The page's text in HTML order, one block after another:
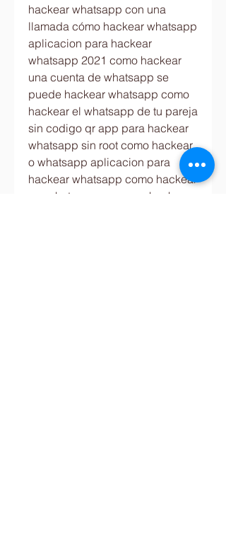
hackear whatsapp con una
llamada cómo hackear whatsapp
aplicacion para hackear
whatsapp 2021 como hackear
una cuenta de whatsapp se
puede hackear whatsapp como
hackear el whatsapp de tu pareja
sin codigo qr app para hackear
whatsapp sin root como hackear
o whatsapp aplicacion para
hackear whatsapp como hackear
um whatsapp app para hackear